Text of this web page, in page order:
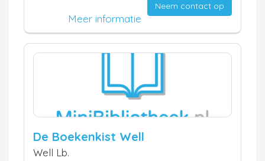
Neem contact op
Meer informatie
De Boekenkist Well
Well Lb.